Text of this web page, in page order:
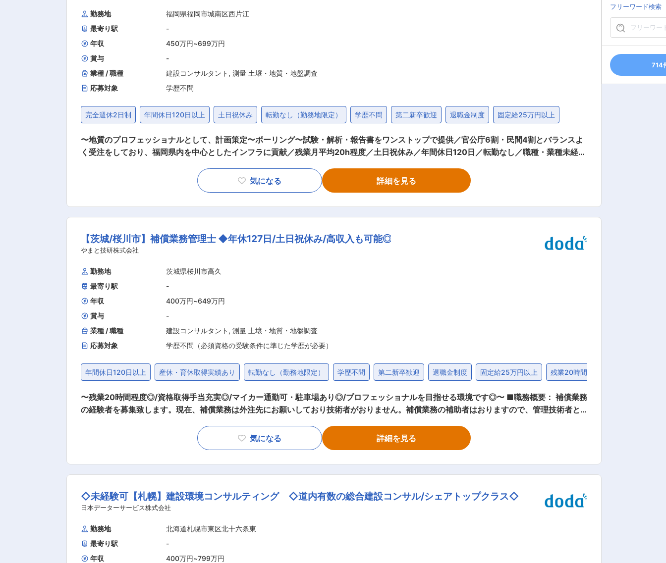
全・質の高い移住空間の実現や美しい国土の創造に向けて使命と職責を自覚して、信頼と誠実をモットーに業務を遂行していきます。
勤務地
福岡県福岡市城南区西片江
最寄り駅
-
年収
450万円~699万円
賞与
-
業種 / 職種
建設コンサルタント , 測量 土壌・地質・地盤調査
応募対象
学歴不問
完全週休2日制 年間休日120日以上 土日祝休み 転勤なし（勤務地限定） 学歴不問 第二新卒歓迎 退職金制度 固定給25万円以上
〜地質のプロフェッショナルとして、計画策定〜ボーリング〜試験・解析・報告書をワンストップで提供／官公庁6割・民間4割とバランスよ
く受注をしており、福岡県内を中心としたインフラに貢献／残業月平均20h程度／土日祝休み／年間休日120日／転勤なし／職種・業種未経験
や試錐担当と随時連携を取りながら業務を進めます。 ■業務詳細： ・自治体や民間の企業に対して計画書の作成 ・現地踏査、現場補助作業
ボーリングマシンを用いて調査の実施や、足場の仮設など掘削のための準備を行います。 ・現場管理、工程管理 ・室内試験、報告書作成 試験
卒採用をして育てることを長年実施しており、育成する風土があります。長年経験している先輩たちと一緒に仕事を進めながらスキルを磨い
ていただけますので職種未経験の方でも安心してご応募ください。 ■当社概要： 昭和51年に主体事業を地質調査・土質調査として創業しまし
全・質の高い移住空間の実現や美しい国土の創造に向けて使命と職責を自覚して、信頼と誠実をモットーに業務を遂行していきます。
気になる 詳細を見る
【茨城/桜川市】補償業務管理士 ◆年休127日/土日祝休み/高収入も可能◎
やまと技研株式会社
勤務地
茨城県桜川市高久
最寄り駅
-
年収
400万円~649万円
賞与
-
業種 / 職種
建設コンサルタント , 測量 土壌・地質・地盤調査
応募対象
学歴不問（必須資格の受験条件に準じた学歴が必要）
年間休日120日以上 産休・育休取得実績あり 転勤なし（勤務地限定） 学歴不問 第二新卒歓迎 退職金制度 固定給25万円以上 残業20時間未満
〜残業20時間程度◎/資格取得手当充実◎/マイカー通勤可・駐車場あり◎/プロフェッショナルを目指せる環境です◎〜 ■職務概要： 補償業務
の経験者を募集致します。現在、補償業務は外注先にお願いしており技術者がおりません。補償業務の補助者はおりますので、管理技術者と
物や土地の調査・資料作成など ・取引先は茨城県や市町村などの官公庁がメインで安定しています ・仕事は２〜３名のチームで行います。 ・
補償業務の仕事が少ない間は、測量調査の補助者として従事頂きます。 ・移動の際は社用車の利用が可能です ■組織構成： 測量調査は現在、
新の講習会などスキルアップが可能 ・大型ドローン、地上レーザー等ＩＣＴを積極導入 ・資格取得により手当の充実で８００万以上の高収入
も可能 【働きやすさを優先した職場環境】 ・男性女性問わず測量技術者として活躍中 ・土日祝休みで業界内では休日が多い（昨年度実績127
気になる 詳細を見る
◇未経験可【札幌】建設環境コンサルティング ◇道内有数の総合建設コンサル/シェアトップクラス◇
日本データーサービス株式会社
勤務地
北海道札幌市東区北十六条東
最寄り駅
-
年収
400万円~799万円
フリーワード検索
714